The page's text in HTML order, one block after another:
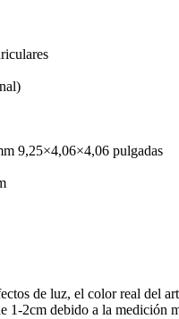
9,25×4,06×4,06 pulgadas
de luz, el color real del
1-2cm debido a la medición